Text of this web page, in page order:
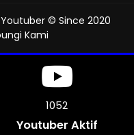
© Since 2020
Kami
1169
Youtuber Aktif